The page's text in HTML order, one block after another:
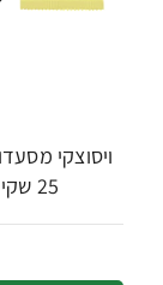
ויסוצקי
25 שקיקים - הסדרה השחורה